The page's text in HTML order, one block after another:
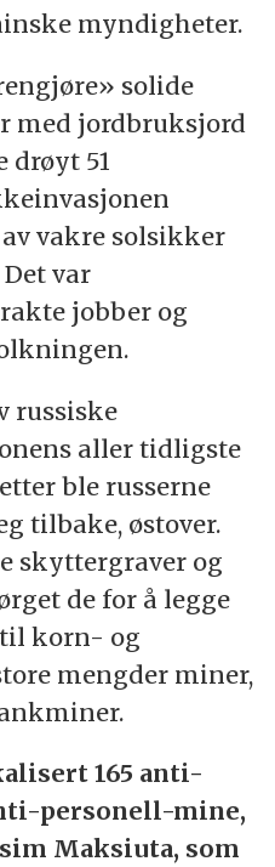
myndigheter.
solide
med jordbruksjord
drøyt 51
vakre solsikker
var
jobber og
russiske
aller tidligste
ble russerne
tilbake, østover.
skyttergraver og
de for å legge
korn- og
mengder miner,
165 anti-
personell-mine,
Maksiuta, som